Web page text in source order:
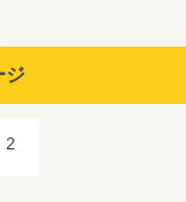
ジ
2